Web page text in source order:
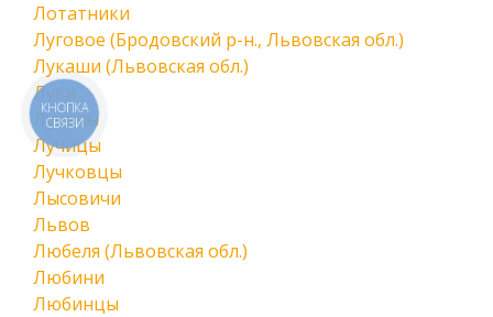
Лотатники
Луговое (Бродовский р-н., Львовская обл.)
Лукаши (Львовская обл.)
Луки
Лучаны
Лучицы
Лучковцы
Лысовичи
Львов
Любеля (Львовская обл.)
Любини
Любинцы
КНОПКА
СВЯЗИ